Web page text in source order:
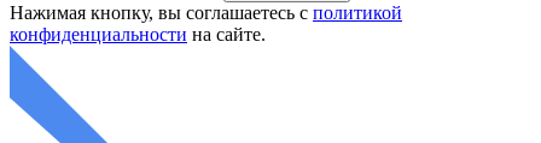
Нажимая кнопку, вы соглашаетесь с политикой
конфиденциальности на сайте.